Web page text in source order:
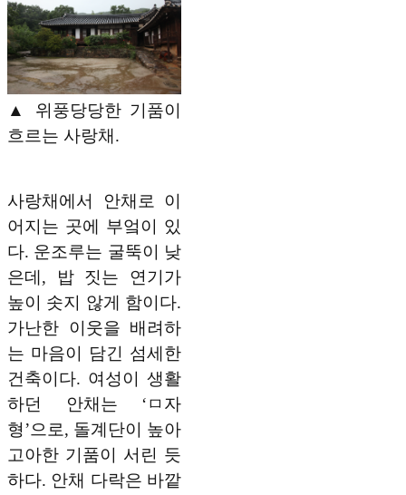
▲ 위풍당당한 기품이
흐르는 사랑채.
사랑채에서 안채로 이
어지는 곳에 부엌이 있
다. 운조루는 굴뚝이 낮
은데, 밥 짓는 연기가
높이 솟지 않게 함이다.
가난한 이웃을 배려하
는 마음이 담긴 섬세한
건축이다. 여성이 생활
하던 안채는 ‘ㅁ자
형’으로, 돌계단이 높아
고아한 기품이 서린 듯
하다. 안채 다락은 바깥